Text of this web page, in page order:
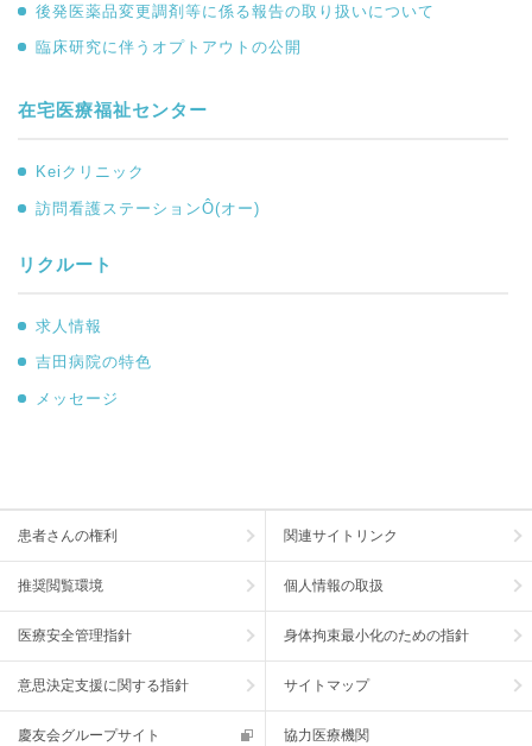
後発医薬品変更調剤等に係る報告の取り扱いについて
臨床研究に伴うオプトアウトの公開
在宅医療福祉センター
Keiクリニック
訪問看護ステーションÔ(オー)
リクルート
求人情報
吉田病院の特色
メッセージ
患者さんの権利 関連サイトリンク
推奨閲覧環境 個人情報の取扱
医療安全管理指針 身体拘束最小化のための指針
意思決定支援に関する指針 サイトマップ
慶友会グループサイト 協力医療機関